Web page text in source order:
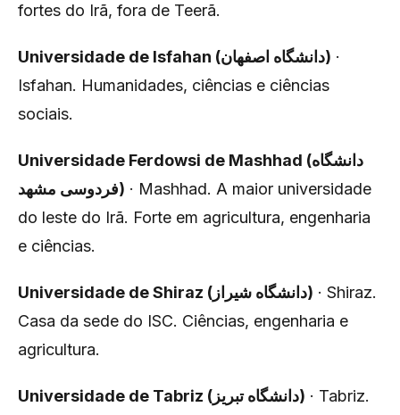
fortes do Irã, fora de Teerã.
Universidade de Isfahan (دانشگاه اصفهان) ·
Isfahan. Humanidades, ciências e ciências
sociais.
Universidade Ferdowsi de Mashhad (دانشگاه
فردوسی مشهد) · Mashhad. A maior universidade
do leste do Irã. Forte em agricultura, engenharia
e ciências.
Universidade de Shiraz (دانشگاه شیراز) · Shiraz.
Casa da sede do ISC. Ciências, engenharia e
agricultura.
Universidade de Tabriz (دانشگاه تبریز) · Tabriz.